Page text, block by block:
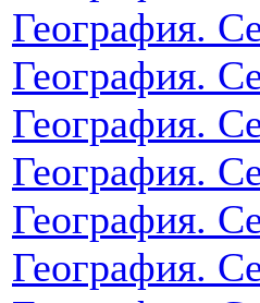
География.
География.
География.
География.
География.
География.